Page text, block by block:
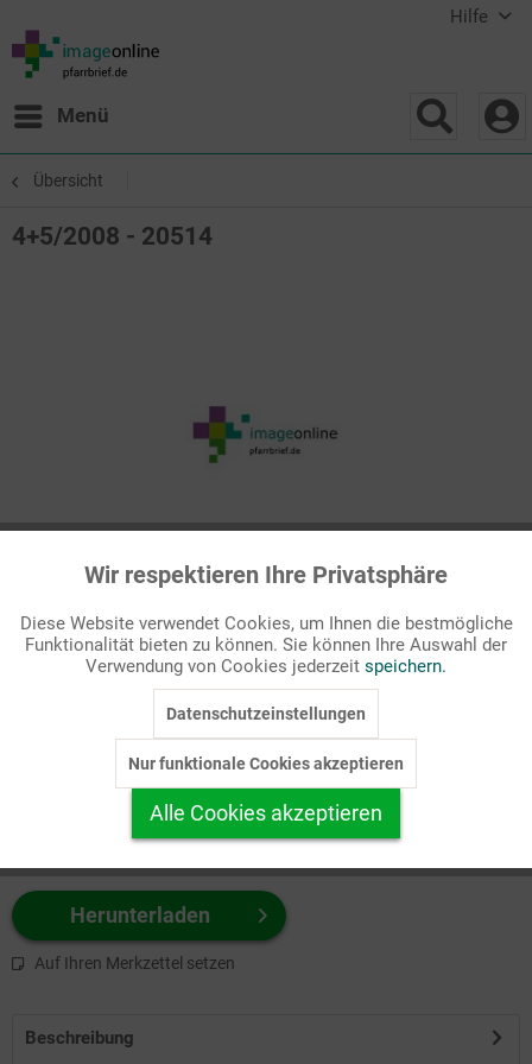
Hilfe
Menü
Übersicht
4+5/2008 - 20514
Passende Stichworte
Bibel, Kinderseite
zuerst Ihr Produktformat aus.
z.B. Farbe-Grafik, Schwarz-Weiß-Grafik, mit/ohne Text ...
Herunterladen
Auf Ihren Merkzettel setzen
Beschreibung
Funktionale Aktiv
Marketing Inaktiv
Personalisierung Inaktiv
Service
Wir respektieren Ihre Privatsphäre
Diese Website verwendet Cookies, um Ihnen die bestmögliche
Funktionalität bieten zu können. Sie können Ihre Auswahl der
Verwendung von Cookies jederzeit speichern.
Datenschutzeinstellungen
Nur funktionale Cookies akzeptieren
Alle Cookies akzeptieren